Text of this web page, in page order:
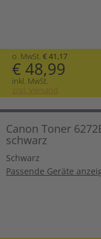
o. MwSt. € 41,17
€ 48,99
inkl. MwSt.
zzgl. Versand
Canon Toner
schwarz
Schwarz
Passende Geräte